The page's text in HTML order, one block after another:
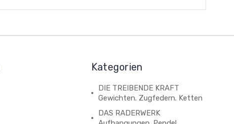
Kategorien
DIE TREIBENDE KRAFT
Gewichten. Zugfedern. Ketten
DAS RADERWERK